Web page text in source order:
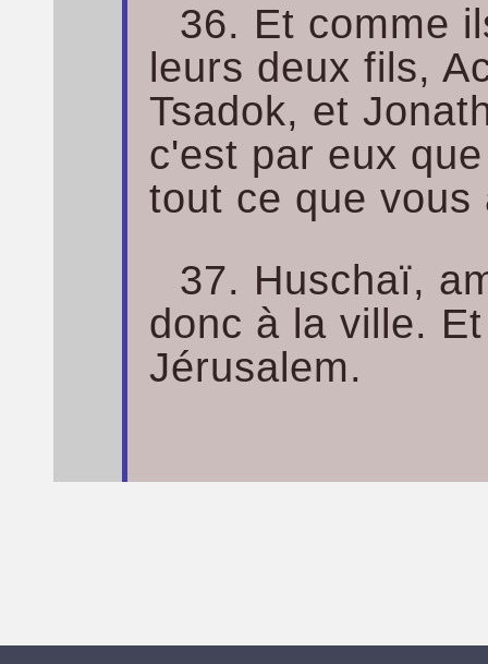
36. Et comme
leurs deux fils,
Tsadok, et
c'est par eux
tout ce que vous
37. Huschaï,
donc à la ville.
Jérusalem.